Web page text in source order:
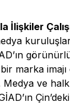
İlişkiler
marka imajı
Medya ve